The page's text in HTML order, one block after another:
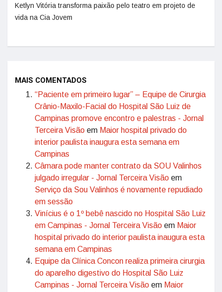
Ketlyn Vitória transforma paixão pelo teatro em projeto de
vida na Cia Jovem
MAIS COMENTADOS
“Paciente em primeiro lugar” – Equipe de Cirurgia
Crânio-Maxilo-Facial do Hospital São Luiz de
Campinas promove encontro e palestras - Jornal
Terceira Visão em Maior hospital privado do
interior paulista inaugura esta semana em
Campinas
Câmara pode manter contrato da SOU Valinhos
julgado irregular - Jornal Terceira Visão em
Serviço da Sou Valinhos é novamente repudiado
em sessão
Vinícius é o 1º bebê nascido no Hospital São Luiz
em Campinas - Jornal Terceira Visão em Maior
hospital privado do interior paulista inaugura esta
semana em Campinas
Equipe da Clínica Concon realiza primeira cirurgia
do aparelho digestivo do Hospital São Luiz
Campinas - Jornal Terceira Visão em Maior